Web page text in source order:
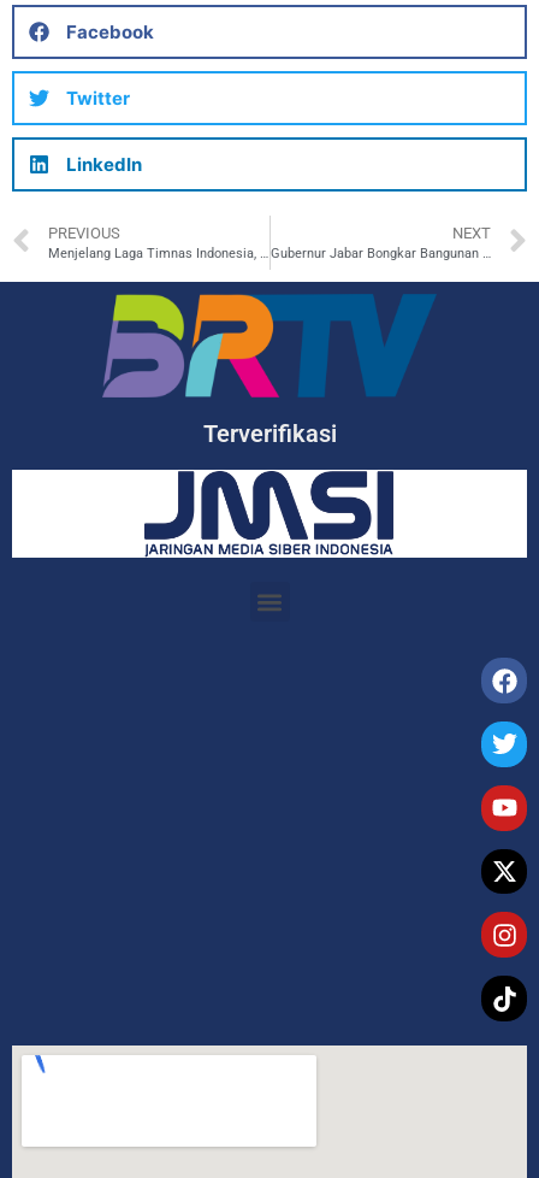
Facebook
Twitter
LinkedIn
PREVIOUS
Menjelang Laga Timnas Indonesia, PSSI Merilis Daftar Sementara 27 Pemain yang Dipanggil
NEXT
Gubernur Jabar Bongkar Bangunan Mewah di Puncak, Dampak Besar bagi Lingkungan
Terverifikasi